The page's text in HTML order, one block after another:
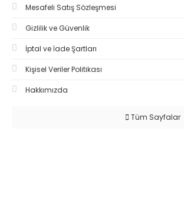
Mesafeli Satış Sözleşmesi
Gizlilik ve Güvenlik
İptal ve İade Şartları
Kişisel Veriler Politikası
Hakkımızda
Tüm Sayfalar